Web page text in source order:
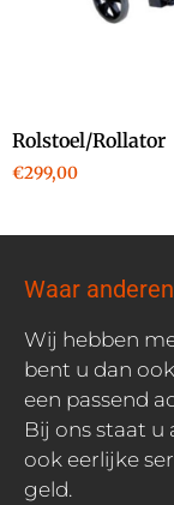
Rolstoel/Rollator
€299,00
Waar
Wij hebben
bent u dan
een passend
Bij ons staat u
ook eerlijke
geld.